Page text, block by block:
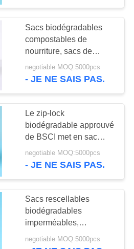
lock
11
lock
Sacs biodégradables
compostables de
nourriture, sacs de
serrure de fermeture
éclair pour la nourriture
negotiable MOQ:5000pcs
- JE NE SAIS PAS.
Le zip-lock
biodégradable approuvé
de BSCI met en sac
sacs zip-lock de fécule
de maïs de petits
negotiable MOQ:5000pcs
- JE NE SAIS PAS.
Sacs rescellables
biodégradables
imperméables,
emballage alimentaire
biodégradable de
negotiable MOQ:5000pcs